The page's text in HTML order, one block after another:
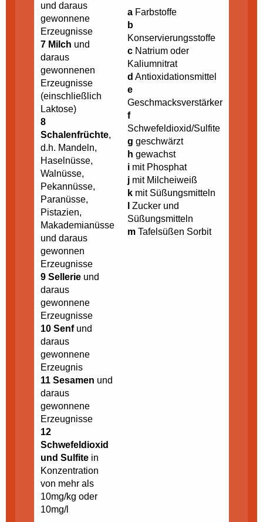
und daraus
gewonnene
Erzeugnisse
7 Milch und
daraus
gewonnenen
Erzeugnisse
(einschließlich
Laktose)
8
Schalenfrüchte,
d.h. Mandeln,
Haselnüsse,
Walnüsse,
Pekannüsse,
Paranüsse,
Pistazien,
Makademianüsse
und daraus
gewonnen
Erzeugnisse
9 Sellerie und
daraus
gewonnene
Erzeugnisse
10 Senfund
daraus
gewonnene
Erzeugnis
11 Sesamen und
daraus
gewonnene
Erzeugnisse
12
Schwefeldioxid
und Sulfite in
Konzentration
von mehr als
10mg/kg oder
10mg/l
a Farbstoffe
b
Konservierungsstoffe
c Natrium oder
Kaliumnitrat
d Antioxidationsmittel
e
Geschmacksverstärker
f
Schwefeldioxid/Sulfite
g geschwärzt
h gewachst
i mit Phosphat
j mit Milcheiweiß
k mit Süßungsmitteln
Zucker und
Süßungsmitteln
m Tafelsüßen Sorbit